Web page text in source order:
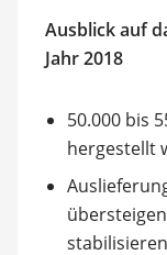
Ausblick auf
Jahr 2018
50.000 bis
hergestellt